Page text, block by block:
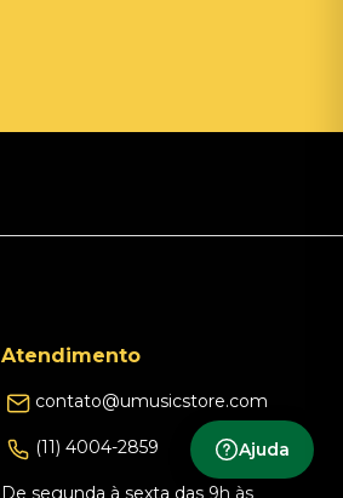
Ajuda
Atendimento
contato@umusicstore.com
(11) 4004-2859
De segunda à sexta das 9h às